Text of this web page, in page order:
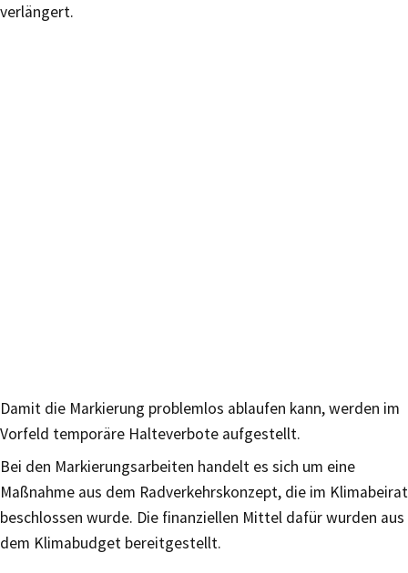
verlängert.
Damit die Markierung problemlos ablaufen kann, werden im
Vorfeld temporäre Halteverbote aufgestellt.
Bei den Markierungsarbeiten handelt es sich um eine
Maßnahme aus dem Radverkehrskonzept, die im Klimabeirat
beschlossen wurde. Die finanziellen Mittel dafür wurden aus
dem Klimabudget bereitgestellt.